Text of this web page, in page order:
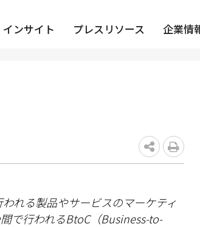
インサイト プレスリソース 企業情
れる製品やサービスのマーケティ
で行われるBtoC（Business-to-